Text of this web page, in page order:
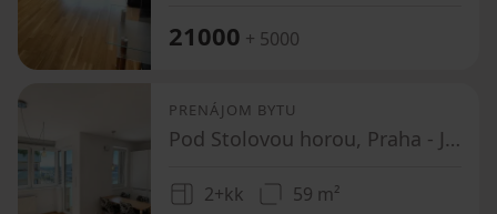
21000 + 5000
PRENÁJOM BYTU
Pod Stolovou horou, Praha - Jinonice
2+kk 59 m²